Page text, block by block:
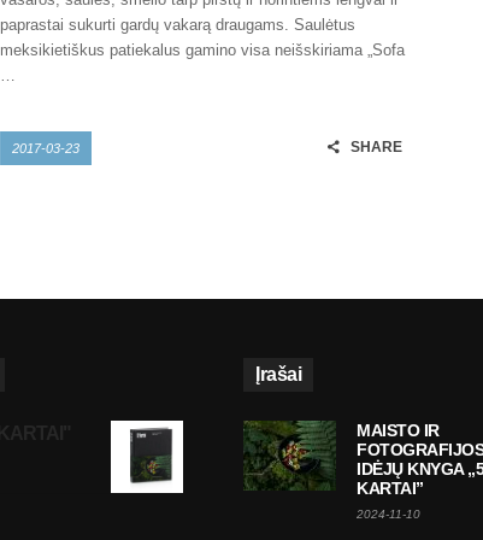
paprastai sukurti gardų vakarą draugams. Saulėtus
meksikietiškus patiekalus gamino visa neišskiriama „Sofa
…
2017-03-23 SHARE
Įrašai
MAISTO IR
FOTOGRAFIJOS
IDĖJŲ KNYGA
KARTAI”
2024-11-10